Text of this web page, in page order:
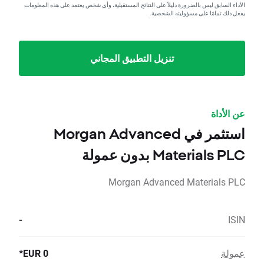
الأداء السابق ليس بالضرورة دليلاً على النتائج المستقبلية، وأي شخص يعتمد على هذه المعلومات
يفعل ذلك تمامًا على مسؤوليته الشخصية.
تنزيل التطبيق المجاني
عن الأداة
استثمر في Morgan Advanced
Materials PLC بدون عمولة
Morgan Advanced Materials PLC
ISIN
-
عمولة 0 EUR*